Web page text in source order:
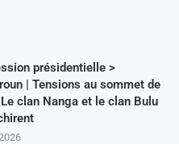
présidentielle >
| Tensions au sommet de
Le clan Nanga et le clan Bulu